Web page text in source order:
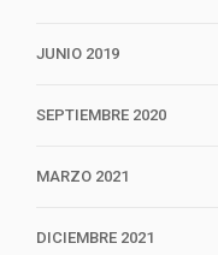
JUNIO 2019
SEPTIEMBRE 2020
MARZO 2021
DICIEMBRE 2021